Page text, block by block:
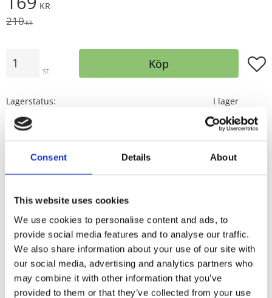
Consent Details About
This website uses cookies
We use cookies to personalise content and ads, to
provide social media features and to analyse our traffic.
We also share information about your use of our site with
our social media, advertising and analytics partners who
may combine it with other information that you’ve
provided to them or that they’ve collected from your use
KR
Ordinarie pris:
210KR
st Köp
Lagerstatus
I lager
Tillverkare
Redlunds
En mysig filt kan vi inte få för många av. Så skönt
att svepa in sig i en mjuk filt och krypa upp i soffan
eller att ha på uteplatsen för att lägga om axlarna
när kvällskylan kommer smygande.
Hos oss hittar du en mängd olika filtar i olika
material och en mängd färger.